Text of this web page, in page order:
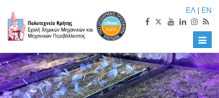
ΕΛ | EN
Toggle